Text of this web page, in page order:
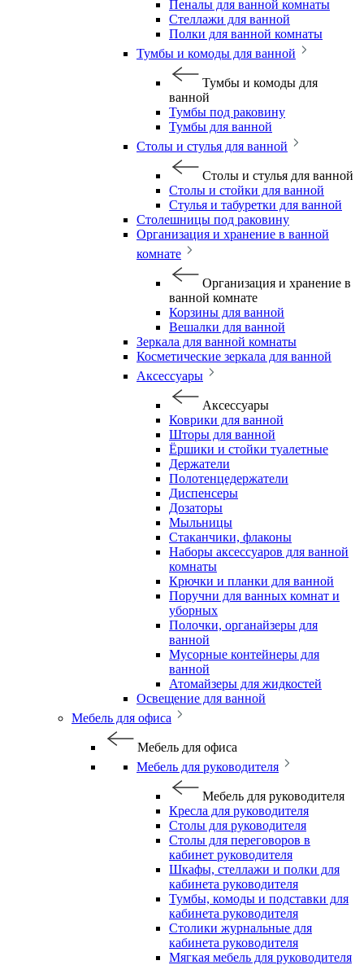
Пеналы для ванной комнаты
Стеллажи для ванной
Полки для ванной комнаты
Тумбы и комоды для ванной
Тумбы и комоды для
ванной
Тумбы под раковину
Тумбы для ванной
Столы и стулья для ванной
Столы и стулья для ванной
Столы и стойки для ванной
Стулья и табуретки для ванной
Столешницы под раковину
Организация и хранение в ванной
комнате
Организация и хранение в
ванной комнате
Корзины для ванной
Вешалки для ванной
Зеркала для ванной комнаты
Косметические зеркала для ванной
Аксессуары
Аксессуары
Коврики для ванной
Шторы для ванной
Ёршики и стойки туалетные
Держатели
Полотенцедержатели
Диспенсеры
Дозаторы
Мыльницы
Стаканчики, флаконы
Наборы аксессуаров для ванной
комнаты
Крючки и планки для ванной
Поручни для ванных комнат и
уборных
Полочки, органайзеры для
ванной
Мусорные контейнеры для
ванной
Атомайзеры для жидкостей
Освещение для ванной
Мебель для офиса
Мебель для офиса
Мебель для руководителя
Мебель для руководителя
Кресла для руководителя
Столы для руководителя
Столы для переговоров в
кабинет руководителя
Шкафы, стеллажи и полки для
кабинета руководителя
Тумбы, комоды и подставки для
кабинета руководителя
Столики журнальные для
кабинета руководителя
Мягкая мебель для руководителя